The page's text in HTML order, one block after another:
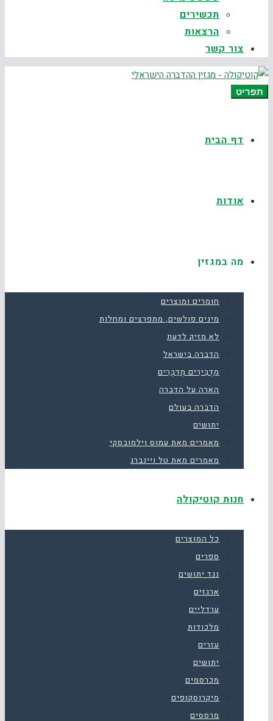
תכשירים
הרצאות
צור קשר
תפריט
דף הבית
אודות
מה במגזין
חומרים ומוצרים
מינים פולשים, מתפרצים ומחלות
לא מזיק לדעת
הדברה בישראל
מַדְבִּירִים מְדַבְּרִים
הארה על הדברה
הדברה בעולם
יתושים
מאמרים מאת עמוס וילמובסקי
מאמרים מאת טל ויינברג
חנות קוטיקולה
כל המוצרים
ספרים
נגד יתושים
ארגזים
ערדליים
מלכודות
עזרים
יתושים
מכרסמים
מיקרוסקופים
מרססים